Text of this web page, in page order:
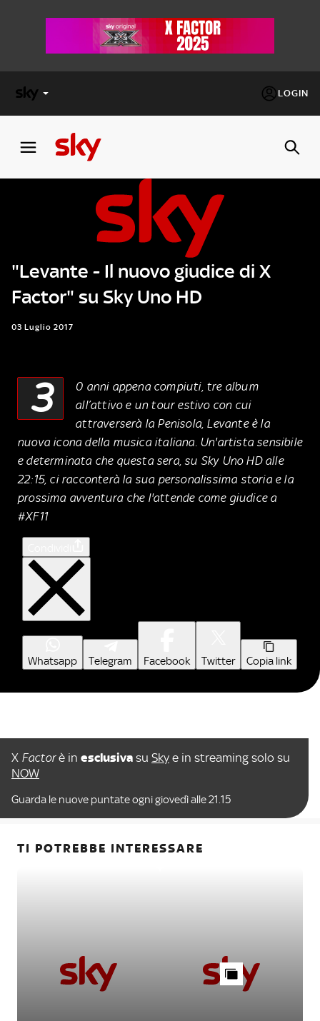
LOGIN
FACTOR
Cos’altro vedere:
PROGRAMMI SKY
Un mondo di offerte:
SKY.IT
"Levante - Il nuovo giudice di X
Factor" su Sky Uno HD
03 Luglio 2017
3
0 anni appena compiuti, tre album
all’attivo e un tour estivo con cui
attraverserà la Penisola, Levante è la
nuova icona della musica italiana. Un'artista sensibile
e determinata che questa sera, su Sky Uno HD alle
22:15, ci racconterà la sua personalissima storia e la
prossima avventura che l'attende come giudice a
#XF11
Whatsapp Telegram Facebook Twitter Copia link
X Factorè in esclusiva su Sky e in streaming solo su
NOW
Guarda le nuove puntate ogni giovedì alle 21.15
TI POTREBBE INTERESSARE